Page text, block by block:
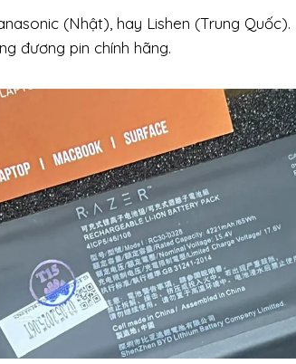
(Nhật), hay Lishen (Trung Quốc).
đương pin chính hãng.